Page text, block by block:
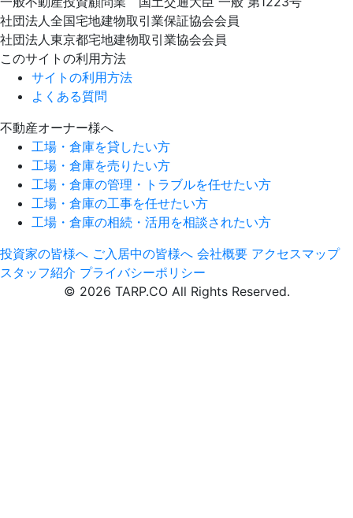
社団法人全国宅地建物取引業保証協会会員
社団法人東京都宅地建物取引業協会会員
このサイトの利用方法
サイトの利用方法
よくある質問
不動産オーナー様へ
工場・倉庫を貸したい方
工場・倉庫を売りたい方
工場・倉庫の管理・トラブルを任せたい方
工場・倉庫の工事を任せたい方
工場・倉庫の相続・活用を相談されたい方
投資家の皆様へ ご入居中の皆様へ 会社概要 アクセスマップ
スタッフ紹介 プライバシーポリシー
© 2026 TARP.CO All Rights Reserved.